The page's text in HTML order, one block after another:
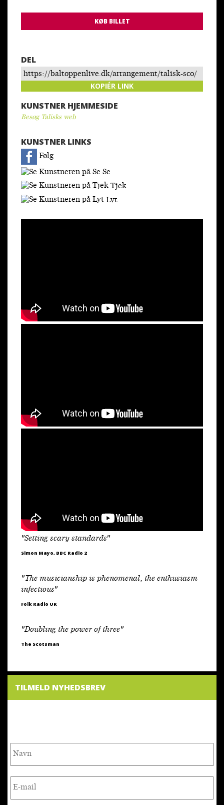
KØB BILLET
DEL
https://baltoppenlive.dk/arrangement/talisk-sco/
KOPIÉR LINK
KUNSTNER HJEMMESIDE
Besøg Talisks web
KUNSTNER LINKS
Følg
Se
Tjek
Lyt
"Setting scary standards"
Simon Mayo, BBC Radio 2
"The musicianship is phenomenal, the enthusiasm
infectious"
Folk Radio UK
"Doubling the power of three"
The Scotsman
TILMELD NYHEDSBREV